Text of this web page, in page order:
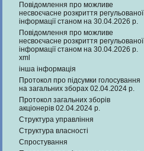
Повідомлення про можливе
несвоєчасне розкриття регульованої
інформації станом на 30.04.2026 р.
Повідомлення про можливе
несвоєчасне розкриття регульованої
інформації станом на 30.04.2026 р.
xml
інша інформація
Протокол про підсумки голосування
на загальних зборах 02.04.2024 р.
Протокол загальних зборів
акціонерів 02.04.2024 р.
Структура управління
Структура власності
Спростування